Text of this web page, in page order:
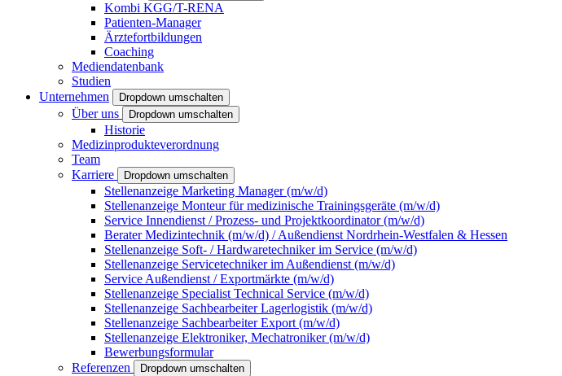
Kombi KGG/T-RENA
Patienten-Manager
Ärztefortbildungen
Coaching
Mediendatenbank
Studien
Unternehmen
Dropdown umschalten
Über uns Dropdown umschalten
Historie
Medizinprodukteverordnung
Team
Karriere
Dropdown umschalten
Stellenanzeige Marketing Manager (m/w/d)
Stellenanzeige Monteur für medizinische Trainingsgeräte (m/w/d)
Service Innendienst / Prozess- und Projektkoordinator (m/w/d)
Berater Medizintechnik (m/w/d) / Außendienst Nordrhein-Westfalen & Hessen
Stellenanzeige Soft- / Hardwaretechniker im Service (m/w/d)
Stellenanzeige Servicetechniker im Außendienst (m/w/d)
Service Außendienst / Exportmärkte (m/w/d)
Stellenanzeige Specialist Technical Service (m/w/d)
Stellenanzeige Sachbearbeiter Lagerlogistik (m/w/d)
Stellenanzeige Sachbearbeiter Export (m/w/d)
Stellenanzeige Elektroniker, Mechatroniker (m/w/d)
Bewerbungsformular
Referenzen
Dropdown umschalten